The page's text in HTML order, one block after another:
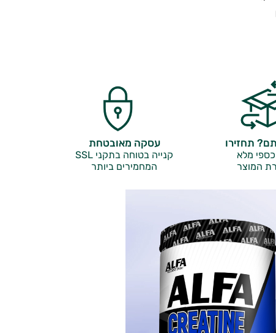
תחזירו
מלא
המוצר
עסקה מאובטחת
קנייה בטוחה בתקני SSL
המחמירים ביותר